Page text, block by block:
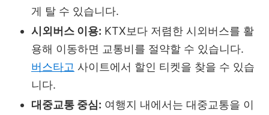
게 탈 수 있습니다.
시외버스 이용: KTX보다 저렴한 시외버스를 활
용해 이동하면 교통비를 절약할 수 있습니다.
버스타고 사이트에서 할인 티켓을 찾을 수 있습
니다.
대중교통 중심: 여행지 내에서는 대중교통을 이